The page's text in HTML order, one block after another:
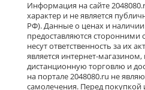
Информация на сайте
характер и не является
РФ). Данные о ценах и наличии
предоставляются
несут ответственность за их
является интернет-магазином,
дистанционную торговлю и
на портале 2048080.ru не
самолечения. Перед